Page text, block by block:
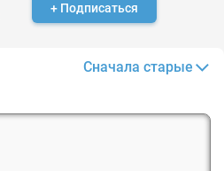
+ Подписаться
Сначала старые